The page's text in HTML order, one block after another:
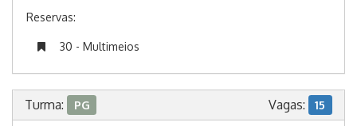
Reservas:
30 - Multimeios
Turma: PG Vagas: 15